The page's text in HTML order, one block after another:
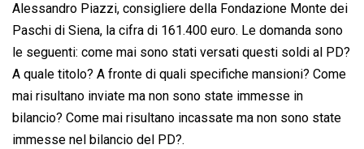
Alessandro Piazzi, consigliere della Fondazione Monte dei
Paschi di Siena, la cifra di 161.400 euro. Le domanda sono
le seguenti: come mai sono stati versati questi soldi al PD?
A quale titolo? A fronte di quali specifiche mansioni? Come
mai risultano inviate ma non sono state immesse in
bilancio? Come mai risultano incassate ma non sono state
immesse nel bilancio del PD?.